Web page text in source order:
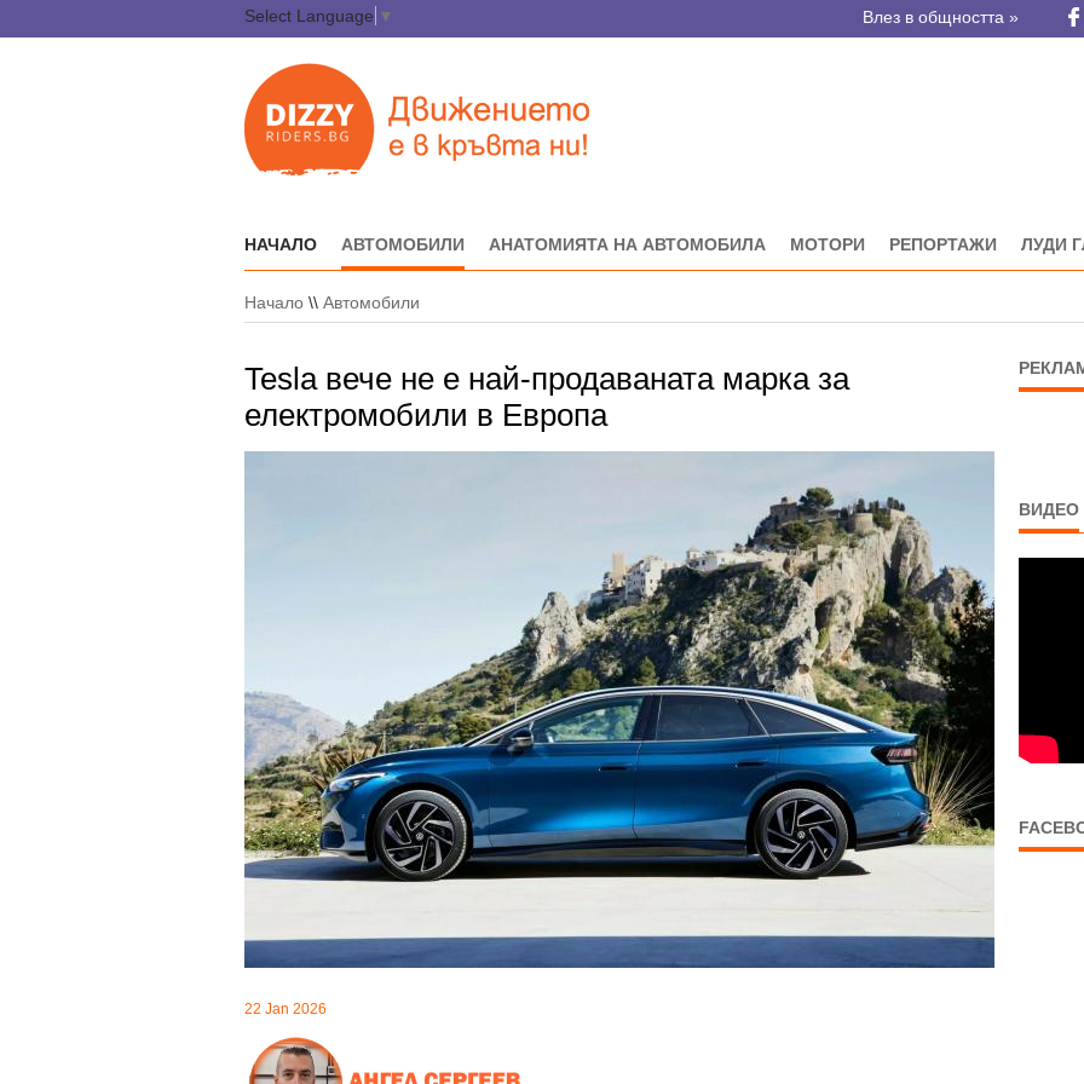
Select Language ▼ Влез в общността »
НАЧАЛО АВТОМОБИЛИ АНАТОМИЯТА НА АВТОМОБИЛА МОТОРИ РЕПОРТАЖИ ЛУДИ
Начало \\ Автомобили
Tesla вече не е най-продаваната марка за
електромобили в Европа
22 Jan 2026
ВИДЕО